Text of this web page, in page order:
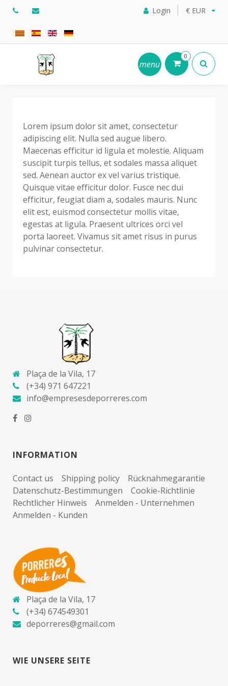
Login € EUR
menu
0
Lorem ipsum dolor sit amet, consectetur
adipiscing elit. Nulla sed augue libero.
Maecenas efficitur id ligula et molestie. Aliquam
suscipit turpis tellus, et sodales massa aliquet
sed. Aenean auctor ex vel varius tristique.
Quisque vitae efficitur dolor. Fusce nec dui
efficitur, feugiat diam a, sodales mauris. Nunc
elit est, euismod consectetur mollis vitae,
egestas at ligula. Praesent ultrices orci vel
porta laoreet. Vivamus sit amet risus in purus
pulvinar consectetur.
Plaça de la Vila, 17
(+34) 971 647221
info@empresesdeporreres.com
INFORMATION
Contact us Shipping policy
Rücknahmegarantie
Datenschutz-Bestimmungen
Cookie-Richtlinie
Rechtlicher Hinweis
Anmelden - Unternehmen
Anmelden - Kunden
Plaça de la Vila, 17
(+34) 674549301
deporreres@gmail.com
WIE UNSERE SEITE